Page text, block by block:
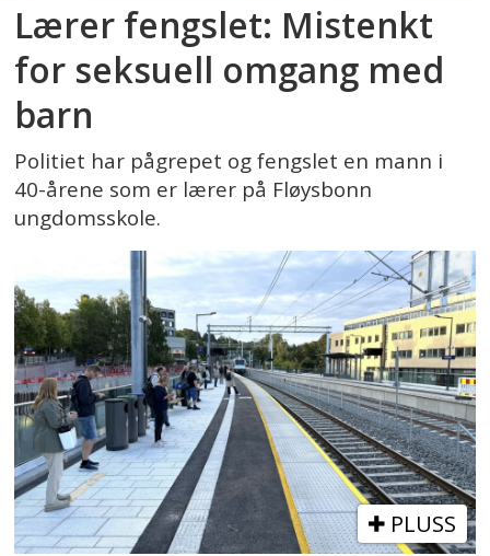
Lærer fengslet: Mistenkt
for seksuell omgang med
barn
Politiet har pågrepet og fengslet en mann i
40-årene som er lærer på Fløysbonn
ungdomsskole.
PLUSS